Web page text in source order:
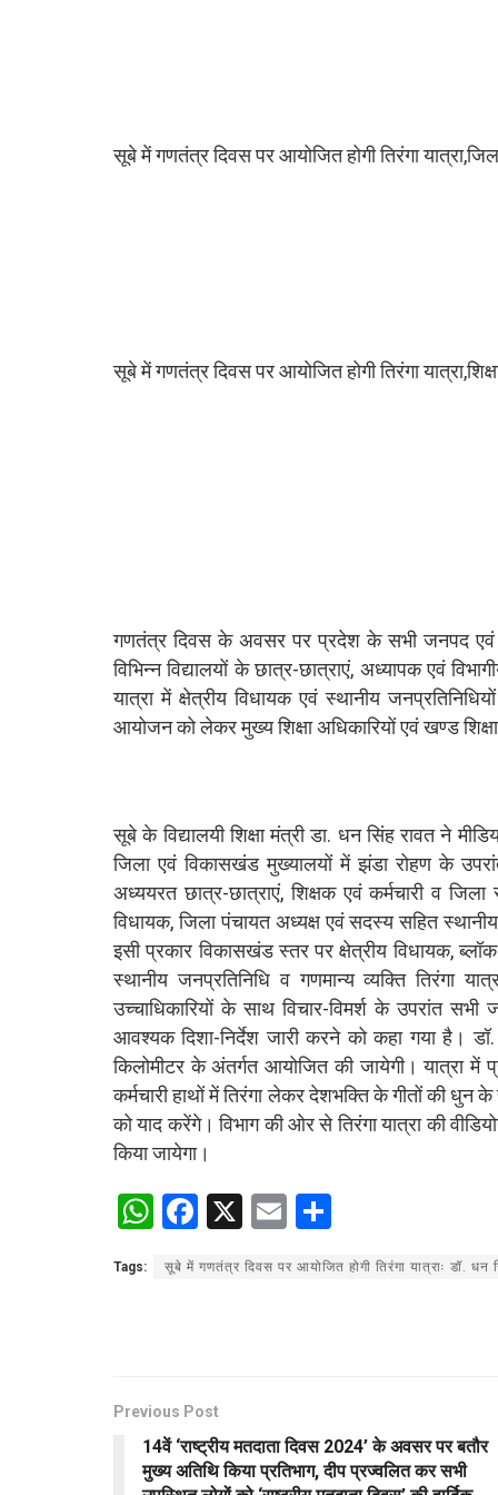
सूबे में गणतंत्र दिवस पर आयोजित होगी तिरंगा
सूबे में गणतंत्र दिवस पर आयोजित होगी तिरंगा
गणतंत्र दिवस के अवसर पर प्रदेश के सभी जनपद एवं
विभिन्न विद्यालयों के छात्र-छात्राएं, अध्यापक एवं
यात्रा में क्षेत्रीय विधायक एवं स्थानीय
आयोजन को लेकर मुख्य शिक्षा अधिकारियों एवं खण्ड
सूबे के विद्यालयी शिक्षा मंत्री डा. धन सिंह रावत ने
जिला एवं विकासखंड मुख्यालयों में झंडा रोहण के
अध्ययरत छात्र-छात्राएं, शिक्षक एवं कर्मचारी व
विधायक, जिला पंचायत अध्यक्ष एवं सदस्य सहित स्थानीय
इसी प्रकार विकासखंड स्तर पर क्षेत्रीय विधायक,
स्थानीय जनप्रतिनिधि व गणमान्य व्यक्ति तिरंगा
उच्चाधिकारियों के साथ विचार-विमर्श के उपरांत सभी
आवश्यक दिशा-निर्देश जारी करने को कहा गया है।
किलोमीटर के अंतर्गत आयोजित की जायेगी। यात्रा में
कर्मचारी हाथों में तिरंगा लेकर देशभक्ति के गीतों की
को याद करेंगे। विभाग की ओर से तिरंगा यात्रा की
किया जायेगा।
W
at
p
F
ce
k
X
E
ail ar
Tags: सूबे में गणतंत्र दिवस पर आयोजित होगी तिरंगा यात्राः डॉ. धन
Previous Post
14वें ‘राष्ट्रीय मतदाता दिवस 2024’ के अवसर पर बतौर
मुख्य अतिथि किया प्रतिभाग, दीप प्रज्वलित कर सभी